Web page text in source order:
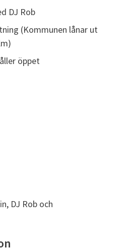
DJ Rob
(Kommunen lånar ut
öppet
DJ Rob och